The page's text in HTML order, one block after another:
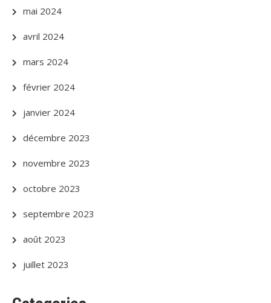
mai 2024
avril 2024
mars 2024
février 2024
janvier 2024
décembre 2023
novembre 2023
octobre 2023
septembre 2023
août 2023
juillet 2023